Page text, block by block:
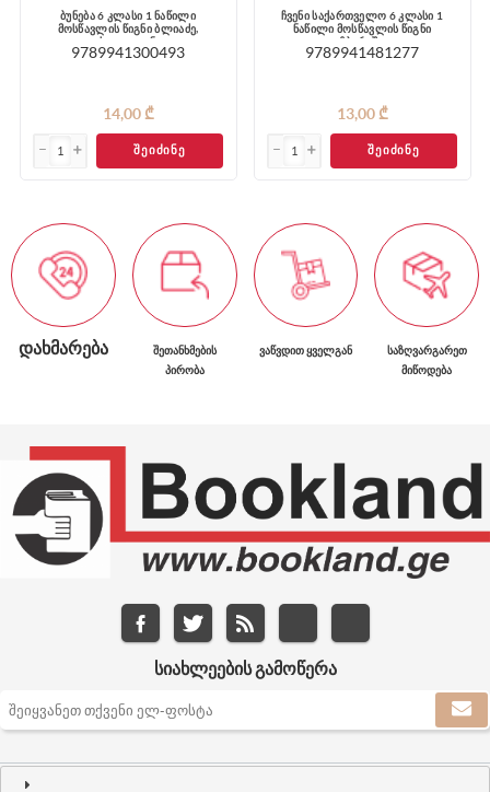
ბუნება 6 კლასი 1 ნაწილი
მოსწავლის წიგნი ბლიაძე,
ახვლედიანი
9789941300493
14,00 ₾
ᲨᲔᲘᲫᲘᲜᲔ
ჩვენი საქართველო 6 კლასი 1
ნაწილი მოსწავლის წიგნი
ელიზბარაშვილი
9789941481277
13,00 ₾
ᲨᲔᲘᲫᲘᲜᲔ
ᲓᲐᲮᲛᲐᲠᲔᲑᲐ
ᲨᲔᲗᲐᲜᲮᲛᲔᲑᲘᲡ
ᲞᲘᲠᲝᲑᲐ
ᲕᲐᲬᲕᲓᲘᲗ ᲧᲕᲔᲚᲒᲐᲜ
ᲡᲐᲖᲦᲕᲐᲠᲒᲐᲠᲔᲗ
ᲛᲘᲬᲝᲓᲔᲑᲐ
ᲡᲘᲐᲮᲚᲔᲔᲑᲘᲡ ᲒᲐᲛᲝᲬᲔᲠᲐ